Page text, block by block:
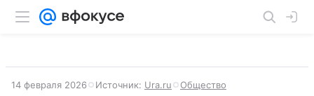
14 февраля 2026 Источник: Ura.ru Общество